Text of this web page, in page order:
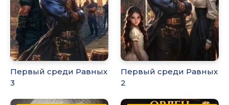
Первый среди Равных
3
Первый среди Равных
2